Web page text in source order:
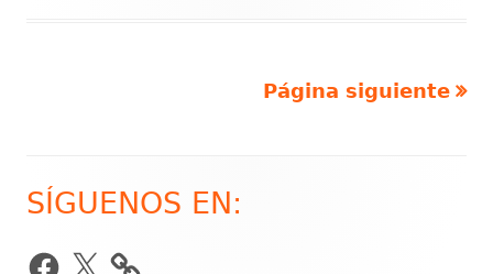
entradas
Página siguiente
Barra
lateral
SÍGUENOS EN:
Facebook
X